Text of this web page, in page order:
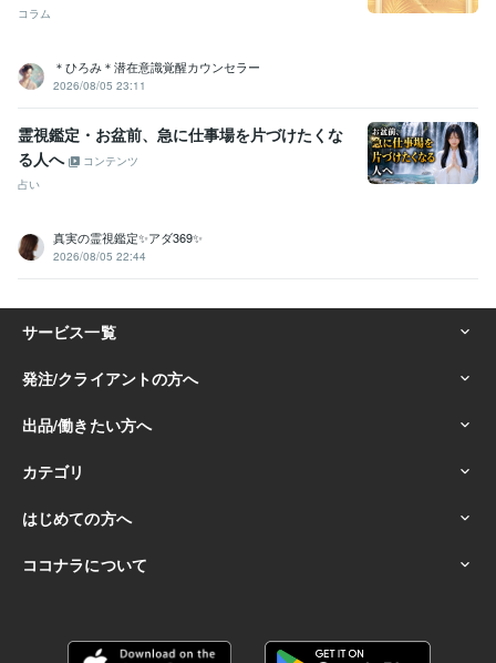
コラム
＊ひろみ＊潜在意識覚醒カウンセラー
2026/08/05 23:11
霊視鑑定・お盆前、急に仕事場を片づけたくな
る人へ
コンテンツ
占い
真実の霊視鑑定✨アダ369✨
2026/08/05 22:44